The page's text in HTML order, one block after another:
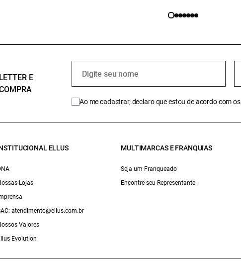
E
Ao me cadastrar, declaro que estou de acordo com os
ELLUS
Lojas
atendimento@ellus.com.br
Valores
Evolution
MULTIMARCAS E FRANQUIAS
Seja um Franqueado
Encontre seu Representante